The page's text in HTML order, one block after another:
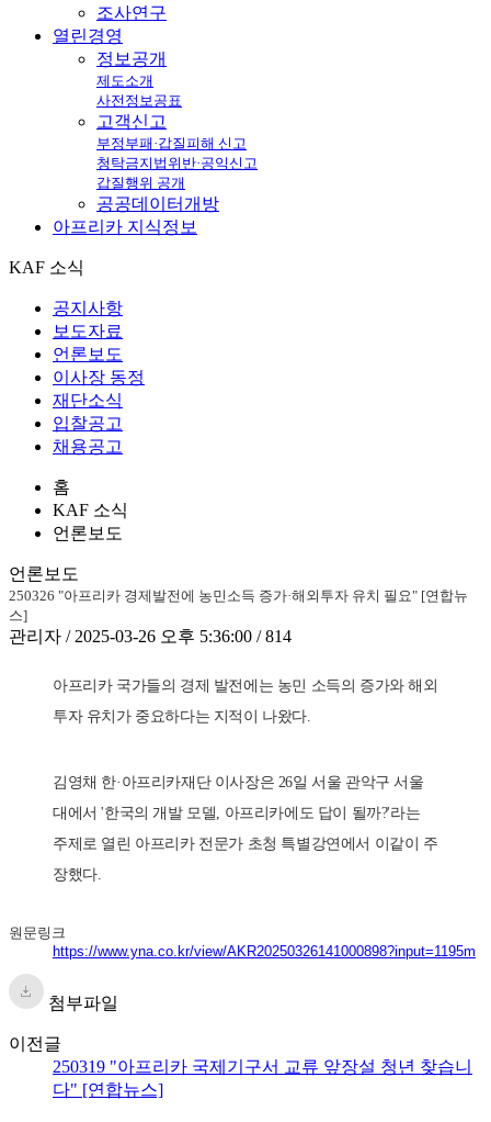
조사연구
열린경영
정보공개
제도소개
사전정보공표
고객신고
부정부패·갑질피해 신고
청탁금지법위반·공익신고
갑질행위 공개
공공데이터개방
아프리카 지식정보
KAF 소식
공지사항
보도자료
언론보도
이사장 동정
재단소식
입찰공고
채용공고
홈
KAF 소식
언론보도
언론보도
250326 "아프리카 경제발전에 농민소득 증가·해외투자 유치 필요" [연합뉴
스]
관리자 / 2025-03-26 오후 5:36:00 / 814
아프리카 국가들의 경제 발전에는 농민 소득의 증가와 해외
투자 유치가 중요하다는 지적이 나왔다.
김영채 한·아프리카재단 이사장은 26일 서울 관악구 서울
대에서 '한국의 개발 모델, 아프리카에도 답이 될까?'라는
주제로 열린 아프리카 전문가 초청 특별강연에서 이같이 주
장했다.
원문링크
https://www.yna.co.kr/view/AKR20250326141000898?input=1195m
첨부파일
이전글
250319 "아프리카 국제기구서 교류 앞장설 청년 찾습니
다" [연합뉴스]